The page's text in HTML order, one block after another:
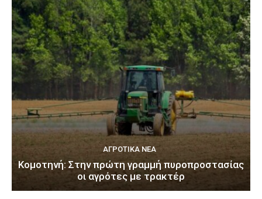
ΑΓΡΟΤΙΚΆ ΝΈΑ
Κομοτηνή: Στην πρώτη γραμμή πυροπροστασίας
οι αγρότες με τρακτέρ